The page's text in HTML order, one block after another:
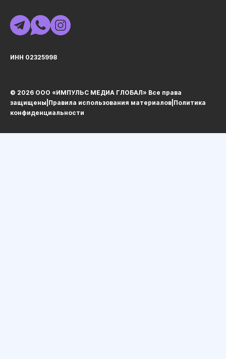
ИНН 02325998
© 2026 ООО «ИМПУЛЬС МЕДИА ГЛОБАЛ» Все права
защищеныㅤ|ㅤ Правила использования материалов Политика
конфиденциальности